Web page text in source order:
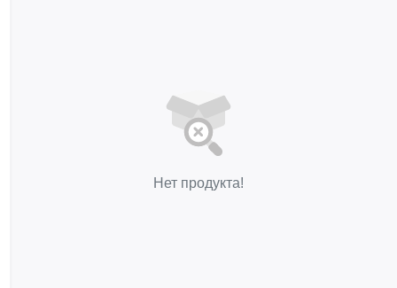
Нет продукта!